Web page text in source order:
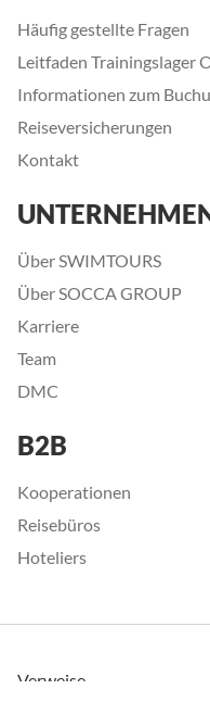
Häufig gestellte Fragen
Leitfaden Trainingslager
Informationen zum
Reiseversicherungen
Kontakt
Über SWIMTOURS
Über SOCCA GROUP
Karriere
Team
DMC
B2B
Kooperationen
Reisebüros
Hoteliers
Verweise